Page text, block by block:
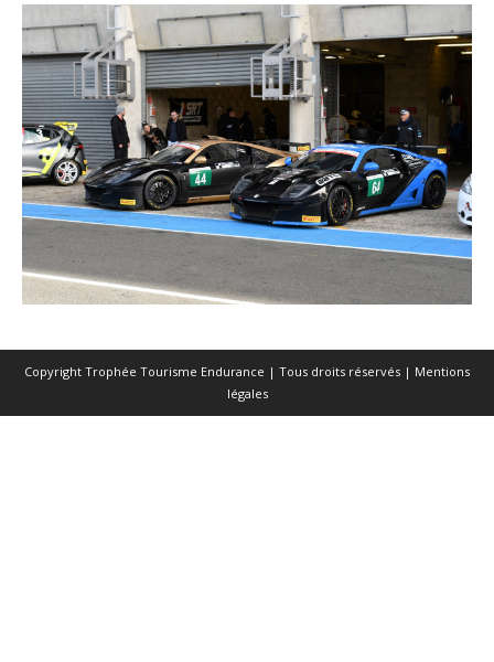
Copyright Trophée Tourisme Endurance | Tous droits réservés | Mentions
légales